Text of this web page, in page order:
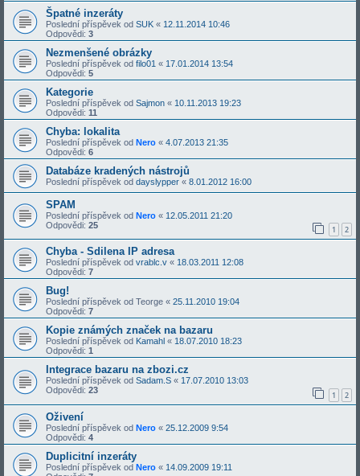
Špatné inzeráty
Poslední příspěvek od SUK « 12.11.2014 10:46
Odpovědi: 3
Nezmenšené obrázky
Poslední příspěvek od filo01 « 17.01.2014 13:54
Odpovědi: 5
Kategorie
Poslední příspěvek od Sajmon « 10.11.2013 19:23
Odpovědi: 11
Chyba: lokalita
Poslední příspěvek od Nero « 4.07.2013 21:35
Odpovědi: 6
Databáze kradených nástrojů
Poslední příspěvek od dayslypper « 8.01.2012 16:00
SPAM
Poslední příspěvek od Nero « 12.05.2011 21:20
Odpovědi: 25 1 2
Chyba - Sdilena IP adresa
Poslední příspěvek od vrablc.v « 18.03.2011 12:08
Odpovědi: 7
Bug!
Poslední příspěvek od Teorge « 25.11.2010 19:04
Odpovědi: 7
Kopie známých značek na bazaru
Poslední příspěvek od Kamahl « 18.07.2010 18:23
Odpovědi: 1
Integrace bazaru na zbozi.cz
Poslední příspěvek od Sadam.S « 17.07.2010 13:03
Odpovědi: 23 1 2
Oživení
Poslední příspěvek od Nero « 25.12.2009 9:54
Odpovědi: 4
Duplicitní inzeráty
Poslední příspěvek od Nero « 14.09.2009 19:11